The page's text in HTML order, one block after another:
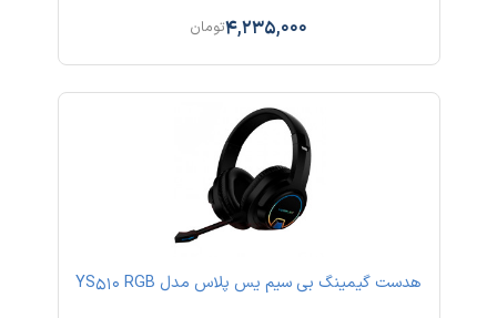
4,235,000تومان
هدست گیمینگ بی سیم یس پلاس مدل YS510 RGB